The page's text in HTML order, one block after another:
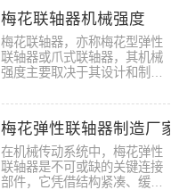
梅花联轴器机械强度
梅花联轴器，亦称梅花型弹性
联轴器或爪式联轴器，其机械
强度主要取决于其设计和制造
梅花弹性联轴器制造厂家
在机械传动系统中，梅花弹性
联轴器是不可或缺的关键连接
部件，它凭借结构紧凑、缓冲